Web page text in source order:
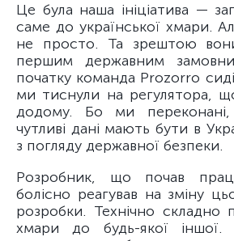
Це була наша ініціатива —
саме до української хмари.
не просто. Та зрештою
першим державним
початку команда Prozorro
ми тиснули на регулятора,
додому. Бо ми переконані,
чутливі дані мають бути в
з погляду державної безпеки.
Розробник, що почав
болісно реагував на зміну
розробки. Технічно складно
хмари до будь-якої іншої.